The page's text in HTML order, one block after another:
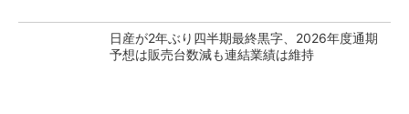
日産が2年ぶり四半期最終黒字、2026年度通期
予想は販売台数減も連結業績は維持